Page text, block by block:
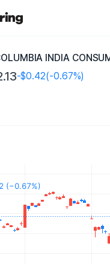
INDIA
-$0.42(-0.67%)